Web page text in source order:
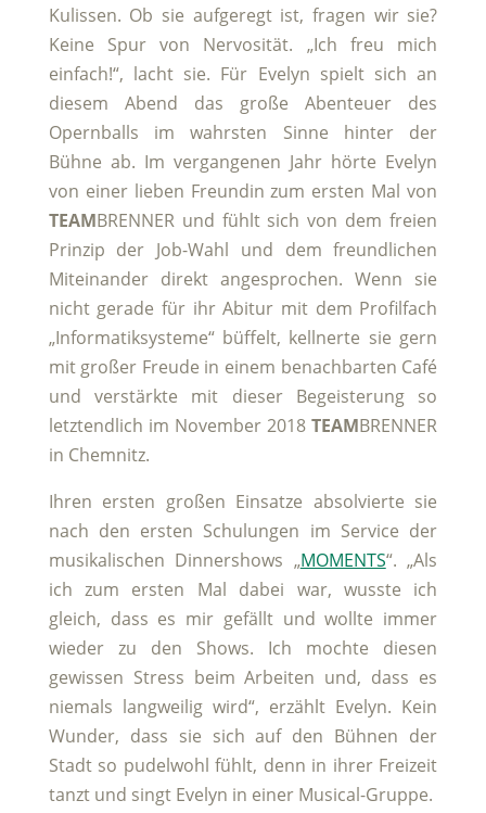
Kulissen. Ob sie aufgeregt ist, fragen wir sie?
Keine Spur von Nervosität. „Ich freu mich
einfach!“, lacht sie. Für Evelyn spielt sich an
diesem Abend das große Abenteuer des
Opernballs im wahrsten Sinne hinter der
Bühne ab. Im vergangenen Jahr hörte Evelyn
von einer lieben Freundin zum ersten Mal von
TEAMBRENNER und fühlt sich von dem freien
Prinzip der Job-Wahl und dem freundlichen
Miteinander direkt angesprochen. Wenn sie
nicht gerade für ihr Abitur mit dem Profilfach
„Informatiksysteme“ büffelt, kellnerte sie gern
mit großer Freude in einem benachbarten Café
und verstärkte mit dieser Begeisterung so
letztendlich im November 2018TEAMBRENNER
in Chemnitz.
Ihren ersten großen Einsatze absolvierte sie
nach den ersten Schulungen im Service der
musikalischen Dinnershows „MOMENTS“. „Als
ich zum ersten Mal dabei war, wusste ich
gleich, dass es mir gefällt und wollte immer
wieder zu den Shows. Ich mochte diesen
gewissen Stress beim Arbeiten und, dass es
niemals langweilig wird“, erzählt Evelyn. Kein
Wunder, dass sie sich auf den Bühnen der
Stadt so pudelwohl fühlt, denn in ihrer Freizeit
tanzt und singt Evelyn in einer Musical-Gruppe.